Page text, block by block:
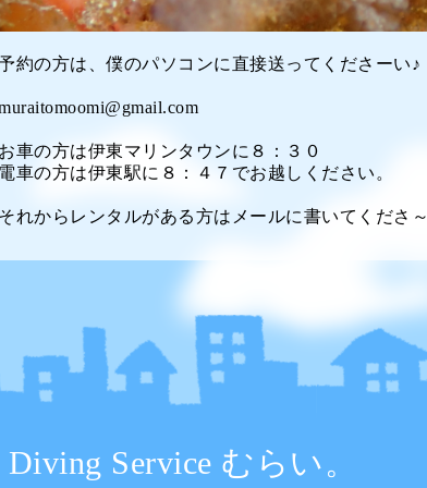
約の方は、僕のパソコンに直接送ってくださーい♪
お車の方は伊東マリンタウンに８：３０
電車の方は伊東駅に８：４７でお越しください。
それからレンタルがある方はメールに書いてくださ
Diving Service むらい。